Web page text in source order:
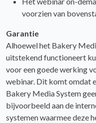
voorzien van
Garantie
Alhoewel het Bakery
uitstekend functioneert
voor een goede werking
webinar. Dit komt omdat
Bakery Media System
bijvoorbeeld aan de
systemen waarmee deze